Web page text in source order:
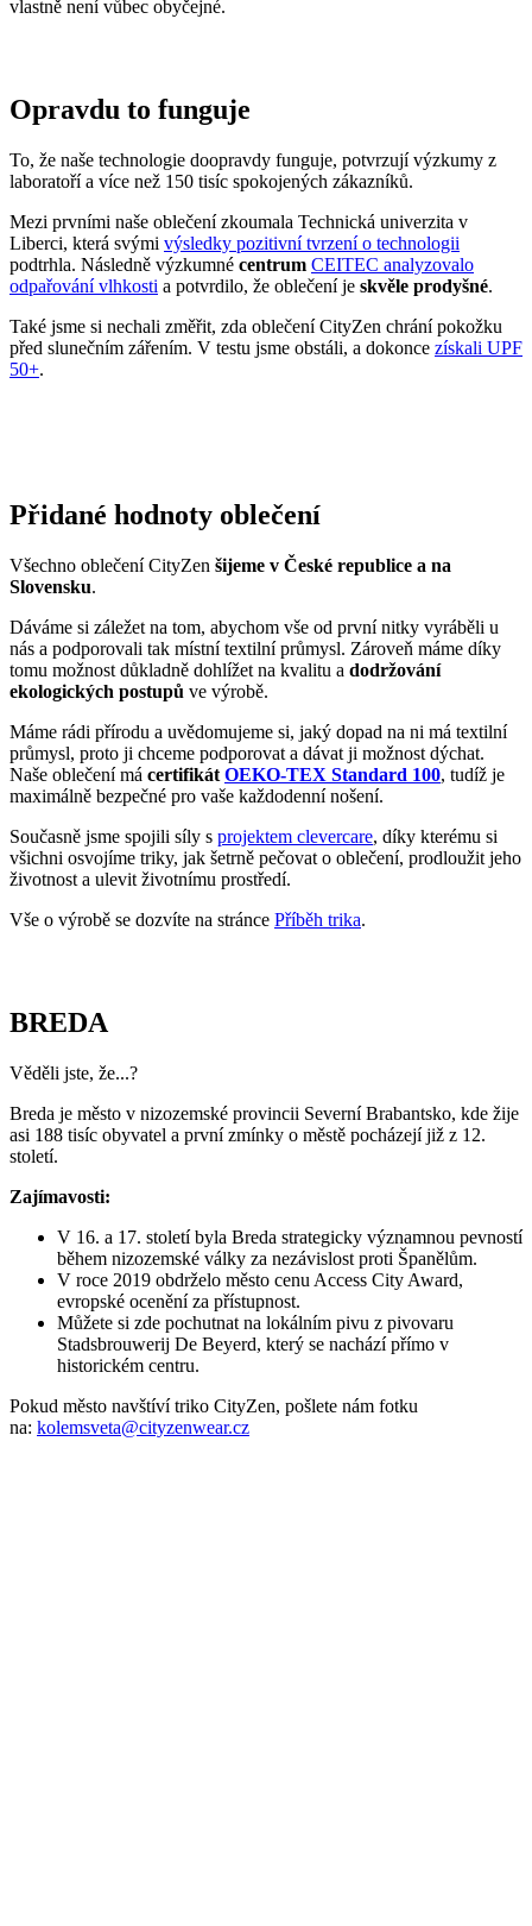
vlastně není vůbec obyčejné.
Opravdu to funguje
To, že naše technologie doopravdy funguje, potvrzují výzkumy z
laboratoří a více než 150 tisíc spokojených zákazníků.
Mezi prvními naše oblečení zkoumala Technická univerzita v
Liberci, která svými výsledky pozitivní tvrzení o technologii
podtrhla. Následně výzkumné centrum CEITEC analyzovalo
odpařování vlhkosti a potvrdilo, že oblečení je skvěle prodyšné.
Také jsme si nechali změřit, zda oblečení CityZen chrání pokožku
před slunečním zářením. V testu jsme obstáli, a dokonce získali UPF
50+.
Přidané hodnoty oblečení
Všechno oblečení CityZen šijeme v České republice a na
Slovensku.
Dáváme si záležet na tom, abychom vše od první nitky vyráběli u
nás a podporovali tak místní textilní průmysl. Zároveň máme díky
tomu možnost důkladně dohlížet na kvalitu a dodržování
ekologických postupů ve výrobě.
Máme rádi přírodu a uvědomujeme si, jaký dopad na ni má textilní
průmysl, proto ji chceme podporovat a dávat ji možnost dýchat.
Naše oblečení má certifikát OEKO-TEX Standard 100, tudíž je
maximálně bezpečné pro vaše každodenní nošení.
Současně jsme spojili síly s projektem clevercare, díky kterému si
všichni osvojíme triky, jak šetrně pečovat o oblečení, prodloužit jeho
životnost a ulevit životnímu prostředí.
Vše o výrobě se dozvíte na stránce Příběh trika.
BREDA
Věděli jste, že...?
Breda je město v nizozemské provincii Severní Brabantsko, kde žije
asi 188 tisíc obyvatel a první zmínky o městě pocházejí již z 12.
století.
Zajímavosti:
V 16. a 17. století byla Breda strategicky významnou pevností
během nizozemské války za nezávislost proti Španělům.
V roce 2019 obdrželo město cenu Access City Award,
evropské ocenění za přístupnost.
Můžete si zde pochutnat na lokálním pivu z pivovaru
Stadsbrouwerij De Beyerd, který se nachází přímo v
historickém centru.
Pokud město navštíví triko CityZen, pošlete nám fotku
na: kolemsveta@cityzenwear.cz